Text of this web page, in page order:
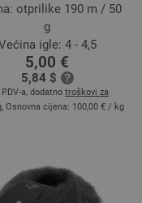
otprilike 190 m / 50
g
igle: 4 - 4,5
5,00 €
5,84 $
PDV-a, dodatno troškovi za
, Osnovna cijena: 100,00 € / kg